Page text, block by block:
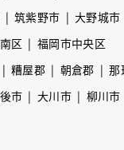
筑紫野市
大野城市
区
福岡市中央区
糟屋郡 朝倉郡
那
市 大川市
柳川市